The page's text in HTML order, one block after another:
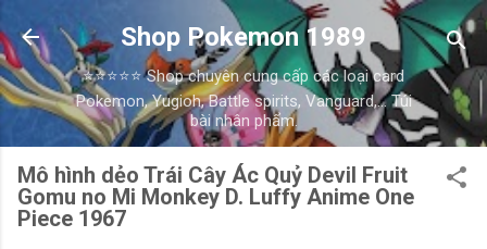
Skip to main content
Shop Pokemon 1989
⭐⭐⭐⭐⭐ Shop chuyên cung cấp các loại card
Pokemon, Yugioh, Battle spirits, Vanguard,... Túi
bài nhân phẩm.
Mô hình dẻo Trái Cây Ác Quỷ Devil Fruit
Gomu no Mi Monkey D. Luffy Anime One
Piece 1967